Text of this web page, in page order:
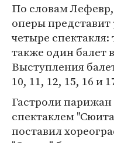
По словам
оперы
четыре
также один балет
Выступления
10, 11, 12, 15, 16 и
Гастроли
спектаклем
поставил